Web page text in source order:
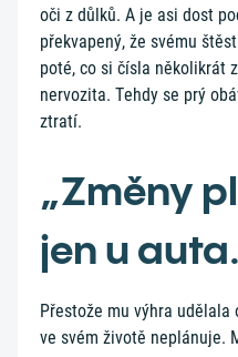
oči z důlků. A je asi dost
překvapený, že svému
poté, co si čísla několikrát
nervozita. Tehdy se prý
ztratí.
„Změny
jen u
Přestože mu výhra
ve svém životě neplánuje.